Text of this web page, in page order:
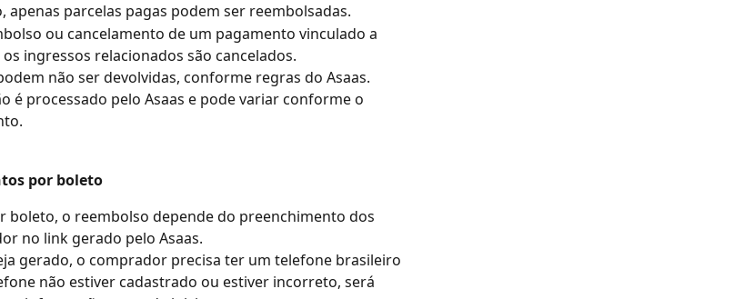
apenas parcelas pagas podem ser reembolsadas.
ou cancelamento de um pagamento vinculado a
ingressos relacionados são cancelados.
não ser devolvidas, conforme regras do Asaas.
é processado pelo Asaas e pode variar conforme o
por boleto
boleto, o reembolso depende do preenchimento dos
no link gerado pelo Asaas.
gerado, o comprador precisa ter um telefone brasileiro
não estiver cadastrado ou estiver incorreto, será